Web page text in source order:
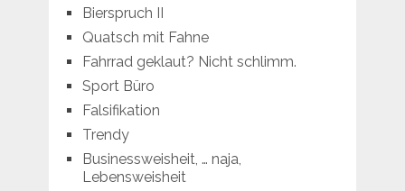
Bierspruch II
Quatsch mit Fahne
Fahrrad geklaut? Nicht schlimm.
Sport Büro
Falsifikation
Trendy
Businessweisheit, … naja,
Lebensweisheit